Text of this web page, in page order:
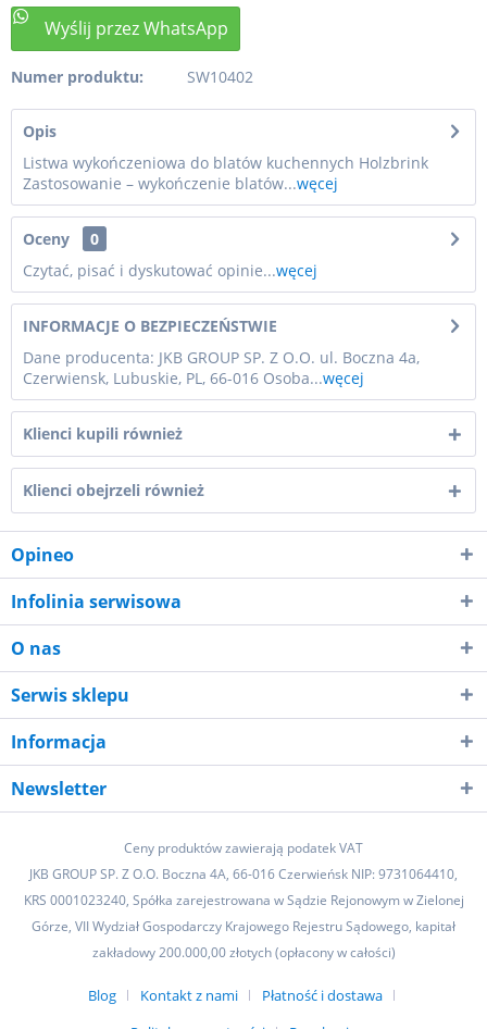
Numer produktu: SW10402
Opis
Listwa wykończeniowa do blatów kuchennych Holzbrink
Zastosowanie – wykończenie blatów...węcej
Oceny
0
Czytać, pisać i dyskutować opinie...węcej
INFORMACJE O BEZPIECZEŃSTWIE
Dane producenta: JKB GROUP SP. Z O.O. ul. Boczna 4a,
Czerwiensk, Lubuskie, PL, 66-016 Osoba...węcej
Klienci kupili również
Klienci obejrzeli również
Opineo
Infolinia serwisowa
O nas
Serwis sklepu
Informacja
Newsletter
Ceny produktów zawierają podatek VAT
JKB GROUP SP. Z O.O. Boczna 4A, 66-016 Czerwieńsk NIP: 9731064410,
KRS 0001023240, Spółka zarejestrowana w Sądzie Rejonowym w Zielonej
Górze, VII Wydział Gospodarczy Krajowego Rejestru Sądowego, kapitał
zakładowy 200.000,00 złotych (opłacony w całości)
Blog Kontakt z nami
Płatność i dostawa